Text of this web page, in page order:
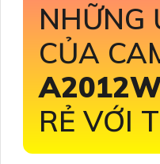
NHỮNG
CỦA
RẺ VỚI